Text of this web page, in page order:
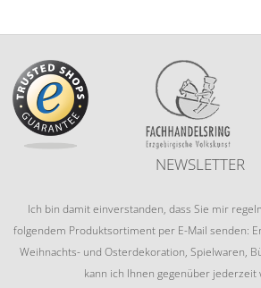
NEWSLETTER
Ich bin damit einverstanden, dass Sie mir
folgendem Produktsortiment per E-Mail senden:
Weihnachts- und Osterdekoration, Spielwaren,
kann ich Ihnen gegenüber